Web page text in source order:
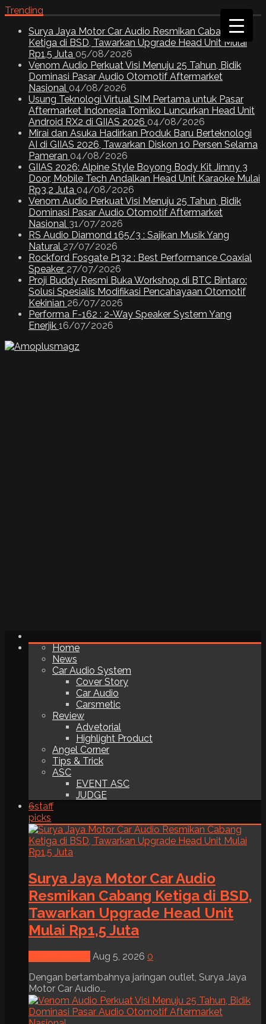
Trending
Surya Jaya Motor Car Audio Resmikan Cabang
Ketiga di BSD, Tawarkan Upgrade Head Unit Mulai
Rp1,5 Juta 05/08/2026
Venom Audio Perkuat Visi Menuju 25 Tahun, Bidik
Dominasi Pasar Audio Otomotif Aftermarket
Nasional 04/08/2026
Usung Teknologi Virtual SIM Pertama untuk Pasar
Aftermarket Indonesia Tomiko Luncurkan Head Unit
Android RX2 di GIIAS 2026 04/08/2026
Mirai dan Asuka Hadirkan Produk Baru Berteknologi
AI di GIIAS 2026, Tawarkan Diskon 10 Persen Selama
Pameran 04/08/2026
GIIAS 2026: Alpine Style Boyong Body Kit Jimny 3
Door, Mobile Tech Andalkan Head Unit Karaoke Mulai
Rp3,2 Juta 04/08/2026
Venom Audio Perkuat Visi Menuju 25 Tahun, Bidik
Dominasi Pasar Audio Otomotif Aftermarket
Nasional 31/07/2026
RS Audio Diamond 165/3 : Sajikan Musik Yang
Natural 27/07/2026
Rockford Fosgate P132 : Best Performance Coaxial
Speaker 27/07/2026
Proji Buddy Resmi Buka Workshop di BTC Bintaro:
Solusi Spesialis Modifikasi Pencahayaan Otomotif
Kekinian 26/07/2026
Performa F-162 : 2-Way Speaker System Yang
Enerjik 16/07/2026
Home
News
Car Audio System
Cover Story
Car Audio
Carsmetic
Review
Advetorial
Highlight Product
Angel Corner
Tips & Trick
ASC
EVENT ASC
JUDGE
6staff
picks
Surya Jaya Motor Car Audio
Resmikan Cabang Ketiga di BSD,
Tawarkan Upgrade Head Unit
Mulai Rp1,5 Juta
Aug 5, 2026 0
Dengan bertambahnya jaringan outlet, Surya Jaya
Motor Car Audio...